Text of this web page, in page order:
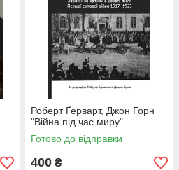
Роберт Ґерварт, Джон Горн
"Війна під час миру"
Готово до відправки
400 ₴